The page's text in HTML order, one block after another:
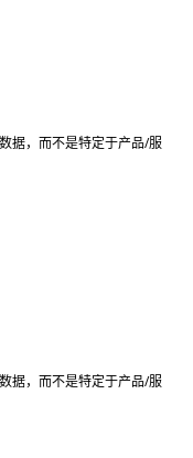
据，而不是特定于产品/服
据，而不是特定于产品/服